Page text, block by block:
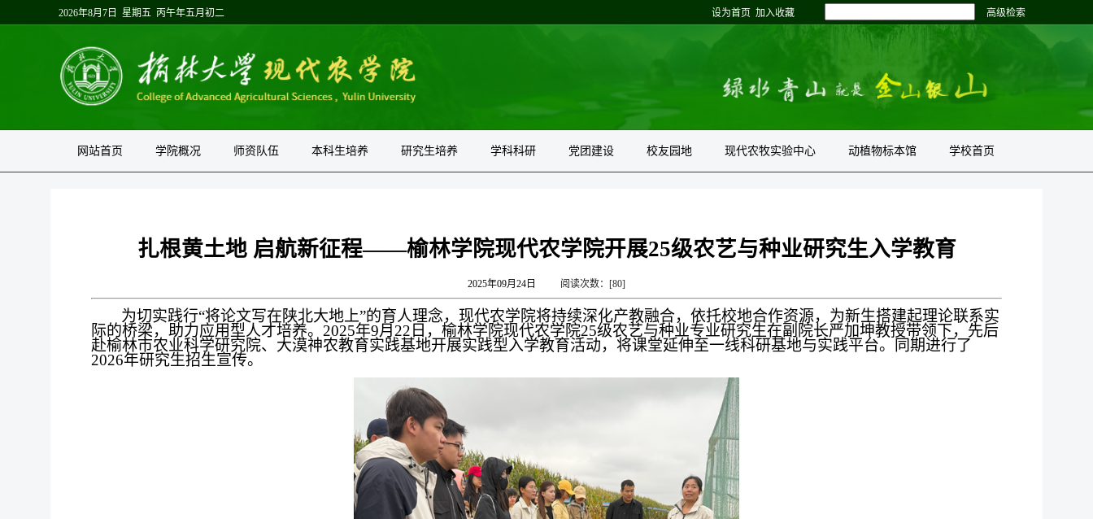
2026年8月7日 星期五 丙午年五月初二 设为首页 加入收藏 高级检索
网站首页 学院概况 师资队伍 本科生培养 研究生培养 学科科研 党团建设 校友园地 现代农牧实验中心 动植物标本馆 学校首页
扎根黄土地 启航新征程——榆林学院现代农学院开展25级农艺与种业研究生入学教育
2025年09月24日 阅读次数：[80]
为切实践行“将论文写在陕北大地上”的育人理念，现代农学院将持续深化产教融合，依托校地合作资源，为新生搭建起理论联系实
际的桥梁，助力应用型人才培养。 2025年9月 22 日，榆林学院现代农学院25级农艺与种业专业研究生在副院长严加坤教授带领下，先后
赴榆林市农业科学研究院、大漠神农教育实践基地开展实践型入学教育活动，将课堂延伸至一线科研基地与实践平台。同期进行了
2026年研究生招生宣传。